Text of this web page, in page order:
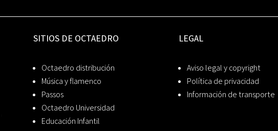
SITIOS DE OCTAEDRO
Octaedro distribución
Música y flamenco
Passos
Octaedro Universidad
Educación Infantil
LEGAL
Aviso legal y copyright
Política de privacidad
Información de transporte